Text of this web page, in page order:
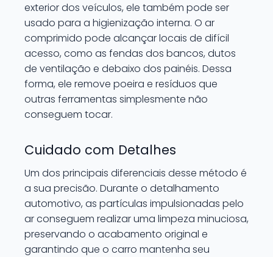
exterior dos veículos, ele também pode ser
usado para a higienização interna. O ar
comprimido pode alcançar locais de difícil
acesso, como as fendas dos bancos, dutos
de ventilação e debaixo dos painéis. Dessa
forma, ele remove poeira e resíduos que
outras ferramentas simplesmente não
conseguem tocar.
Cuidado com Detalhes
Um dos principais diferenciais desse método é
a sua precisão. Durante o detalhamento
automotivo, as partículas impulsionadas pelo
ar conseguem realizar uma limpeza minuciosa,
preservando o acabamento original e
garantindo que o carro mantenha seu